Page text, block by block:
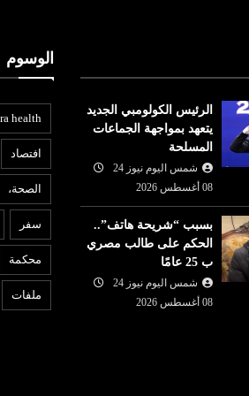
الرئيس الكولومبي الجديد
يتعهد بمواجهة الجماعات
المسلحة
شمس اليوم نيوز 24
08 أغسطس 2026
بسبب “شريحة هاتف”..
الحكم على طالب مصري
ب 25 عامًا
شمس اليوم نيوز 24
08 أغسطس 2026
الوسوم
health
افتصاد
الصحة،
سفر
محكمة
ملفات
شمس اليوم نيوز 24
07 أغسطس
2026
ردًا على روما.. إسبانيا تفرض
إجراءات مراقبة أمام الوافدين من
إيطاليا!